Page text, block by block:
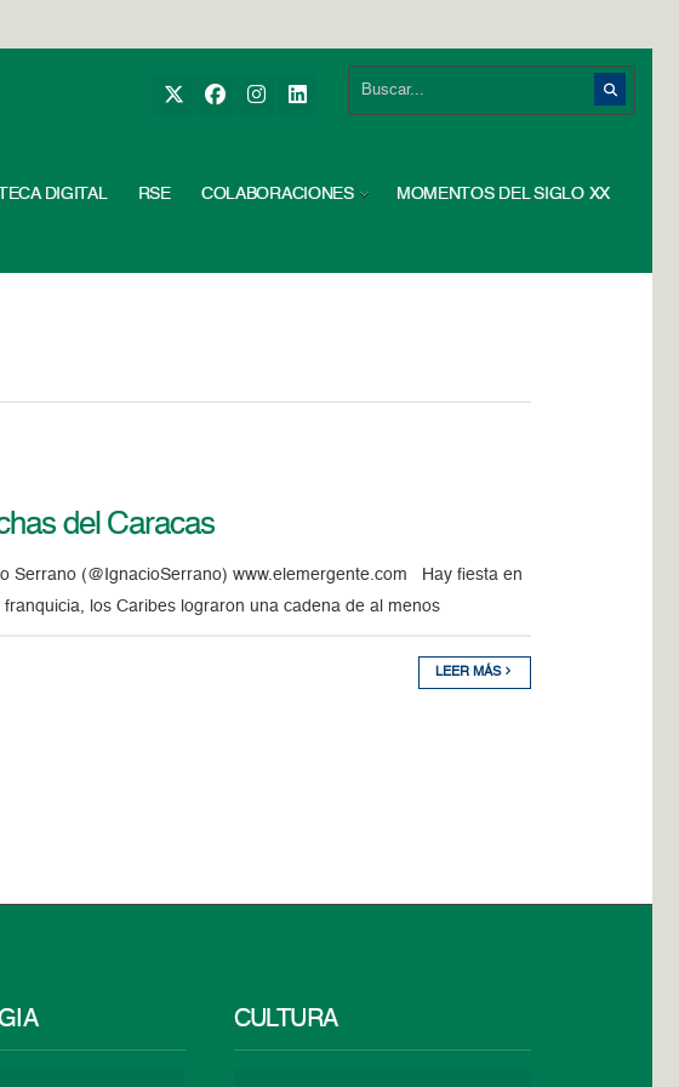
DIGITAL RSE COLABORACIONES MOMENTOS DEL SIGLO XX
del Caracas
Serrano (@IgnacioSerrano) www.elemergente.com Hay fiesta en
los Caribes lograron una cadena de al menos
LEER MÁS
CULTURA